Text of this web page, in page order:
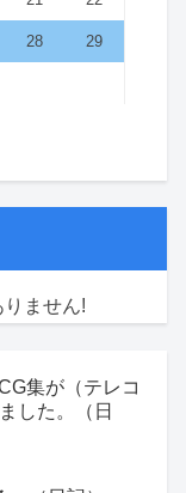
28 29
ません!
集が（テレコ
した。（日